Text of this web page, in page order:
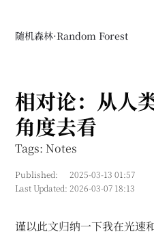
随机森林·Random Forest
相对论：从人
角度去看
Tags: Notes
Published:
2025-03-13 01:57
Last Updated: 2026-03-07 18:13
谨以此文归纳一下我在光速